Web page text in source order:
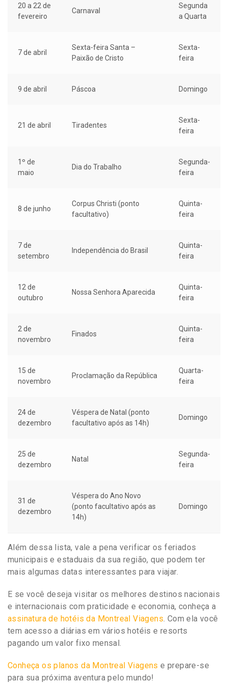
20 a 22 de
fevereiro
Carnaval
Segunda
a Quarta
7 de abril
Sexta-feira Santa –
Paixão de Cristo
Sexta-
feira
9 de abril Páscoa Domingo
21 de abril Tiradentes
Sexta-
feira
1º de
maio
Dia do Trabalho
Segunda-
feira
8 de junho
Corpus Christi (ponto
facultativo)
Quinta-
feira
7 de
setembro
Independência do Brasil
Quinta-
feira
12 de
outubro
Nossa Senhora Aparecida
Quinta-
feira
2 de
novembro
Finados
Quinta-
feira
15 de
novembro
Proclamação da República
Quarta-
feira
24 de
dezembro
Véspera de Natal (ponto
facultativo após as 14h)
Domingo
25 de
dezembro
Natal
Segunda-
feira
31 de
dezembro
Véspera do Ano Novo
(ponto facultativo após as
14h)
Domingo
Além dessa lista, vale a pena verificar os feriados
municipais e estaduais da sua região, que podem ter
mais algumas datas interessantes para viajar.
E se você deseja visitar os melhores destinos nacionais
e internacionais com praticidade e economia, conheça a
assinatura de hotéis da Montreal Viagens . Com ela você
tem acesso a diárias em vários hotéis e resorts
pagando um valor fixo mensal.
Conheça os planos da Montreal Viagens e prepare-se
para sua próxima aventura pelo mundo!